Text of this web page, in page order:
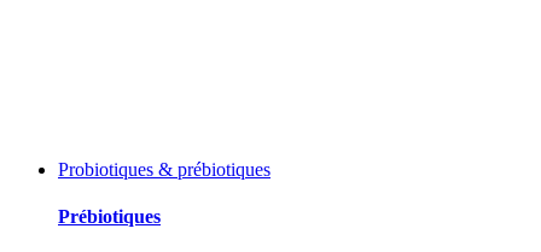
Probiotiques & prébiotiques
Prébiotiques